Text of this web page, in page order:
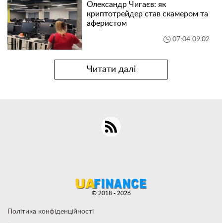
Олександр Чигаєв: як
криптотрейдер став скамером та
аферистом
07:04 09.02
Читати далі
Політика конфіденційності
© 2018 - 2026